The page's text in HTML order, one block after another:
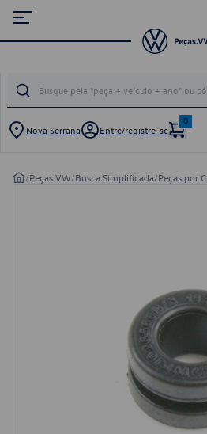
Nova Serrana Entre/registre-se
0
/Peças VW/Busca Simplificada/Peças por